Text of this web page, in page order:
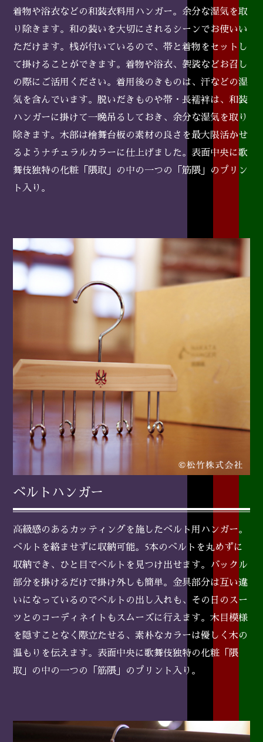
着物や浴衣などの和装衣料用ハンガー。余分な湿気を取
り除きます。和の装いを大切にされるシーンでお使いい
ただけます。桟が付いているので、帯と着物をセットし
て掛けることができます。着物や浴衣、袈裟などお召し
の際にご活用ください。着用後のきものは、汗などの湿
気を含んでいます。脱いだきものや帯・長襦袢は、和装
ハンガーに掛けて一晩吊るしておき、余分な湿気を取り
除きます。木部は檜舞台板の素材の良さを最大限活かせ
るようナチュラルカラーに仕上げました。表面中央に歌
舞伎独特の化粧「隈取」の中の一つの「筋隈」のプリン
ト入り。
ベルトハンガー
高級感のあるカッティングを施したベルト用ハンガー。
ベルトを絡ませずに収納可能。5本のベルトを丸めずに
収納でき、ひと目でベルトを見つけ出せます。バックル
部分を掛けるだけで掛け外しも簡単。金具部分は互い違
いになっているのでベルトの出し入れも、その日のスー
ツとのコーディネイトもスムーズに行えます。木目模様
を隠すことなく際立たせる、素朴なカラーは優しく木の
温もりを伝えます。表面中央に歌舞伎独特の化粧「隈
取」の中の一つの「筋隈」のプリント入り。